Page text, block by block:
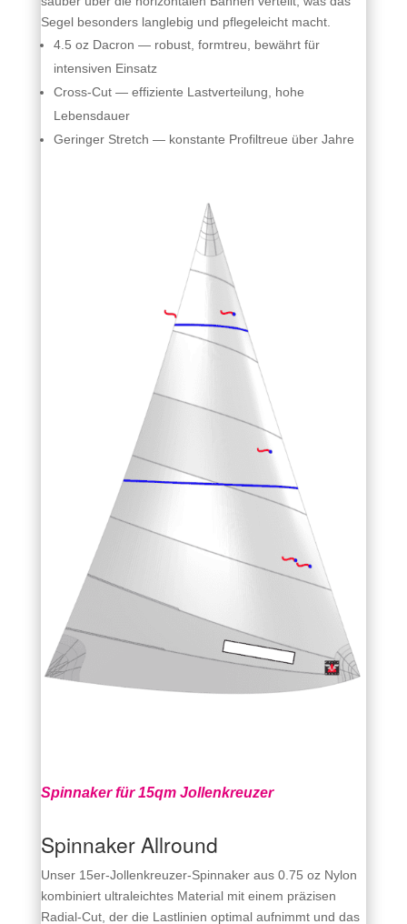
Segel besonders langlebig und pflegeleicht macht.
4.5 oz Dacron — robust, formtreu, bewährt für
intensiven Einsatz
Cross‑Cut — effiziente Lastverteilung, hohe
Lebensdauer
Geringer Stretch — konstante Profiltreue über Jahre
Spinnaker für 15qm Jollenkreuzer
Spinnaker Allround
Unser 15er‑Jollenkreuzer‑Spinnaker aus 0.75 oz Nylon
kombiniert ultraleichtes Material mit einem präzisen
Radial‑Cut, der die Lastlinien optimal aufnimmt und das